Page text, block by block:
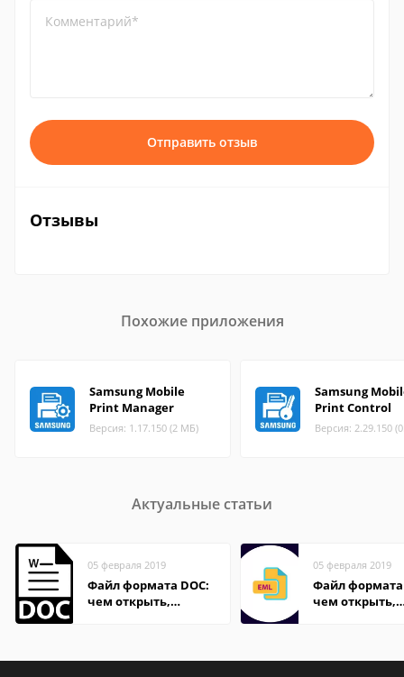
Комментарий*
Отправить отзыв
Отзывы
Похожие приложения
Samsung Mobile
Print Manager
Версия: 1.17.150 (2 МБ)
Samsung
Print Control
Версия: 2.29.150
Актуальные статьи
05 февраля 2019
Файл формата DOC:
чем открыть,
05 февраля 2019
Файл формата
чем открыть,